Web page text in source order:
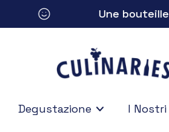
Une bouteille
Degustazione I